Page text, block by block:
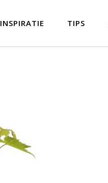
INSPIRATIE TIPS